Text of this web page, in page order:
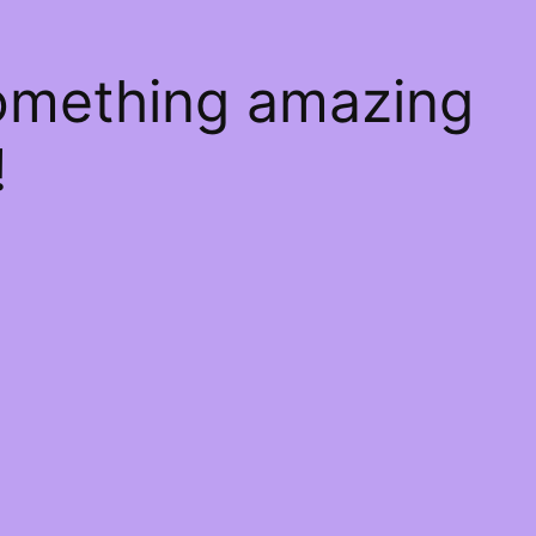
amazing